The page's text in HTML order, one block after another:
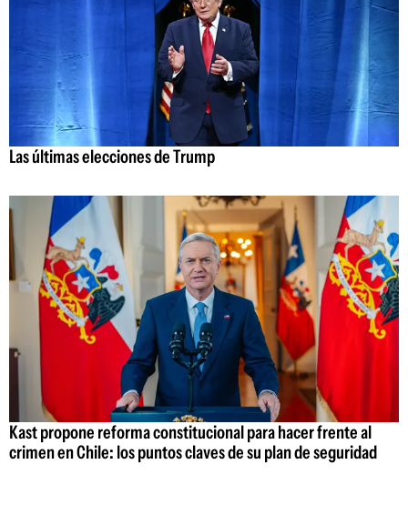
Las últimas elecciones de Trump
Kast propone reforma constitucional para hacer frente al
crimen en Chile: los puntos claves de su plan de seguridad